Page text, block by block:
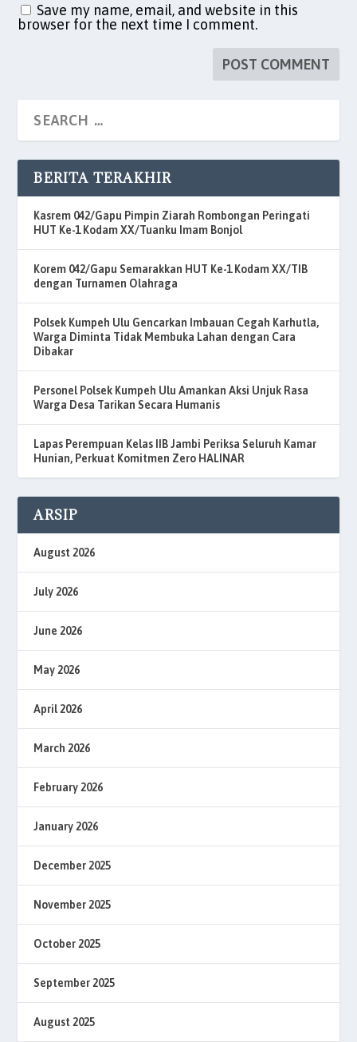
Save my name, email, and website in this
browser for the next time I comment.
BERITA TERAKHIR
Kasrem 042/Gapu Pimpin Ziarah Rombongan Peringati
HUT Ke-1 Kodam XX/Tuanku Imam Bonjol
Korem 042/Gapu Semarakkan HUT Ke-1 Kodam XX/TIB
dengan Turnamen Olahraga
Polsek Kumpeh Ulu Gencarkan Imbauan Cegah Karhutla,
Warga Diminta Tidak Membuka Lahan dengan Cara
Dibakar
Personel Polsek Kumpeh Ulu Amankan Aksi Unjuk Rasa
Warga Desa Tarikan Secara Humanis
Lapas Perempuan Kelas IIB Jambi Periksa Seluruh Kamar
Hunian, Perkuat Komitmen Zero HALINAR
ARSIP
August 2026
July 2026
June 2026
May 2026
April 2026
March 2026
February 2026
January 2026
December 2025
November 2025
October 2025
September 2025
August 2025